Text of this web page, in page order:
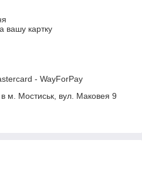
вашу картку
- WayForPay
в м. Мостиськ, вул. Маковея 9